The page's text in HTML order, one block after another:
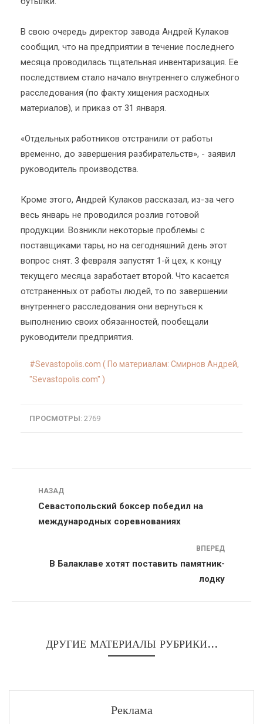
В свою очередь директор завода Андрей Кулаков
сообщил, что на предприятии в течение последнего
месяца проводилась тщательная инвентаризация. Ее
последствием стало начало внутреннего служебного
расследования (по факту хищения расходных
материалов), и приказ от 31 января.
«Отдельных работников отстранили от работы
временно, до завершения разбирательств», - заявил
руководитель производства.
Кроме этого, Андрей Кулаков рассказал, из-за чего
весь январь не проводился розлив готовой
продукции. Возникли некоторые проблемы с
поставщиками тары, но на сегодняшний день этот
вопрос снят. 3 февраля запустят 1-й цех, к концу
текущего месяца заработает второй. Что касается
отстраненных от работы людей, то по завершении
внутреннего расследования они вернуться к
выполнению своих обязанностей, пообещали
руководители предприятия.
Sevastopolis.com ( По материалам: Смирнов Андрей,
"Sevastopolis.com" )
ПРОСМОТРЫ: 2769
Навигация
НАЗАД
Севастопольский боксер победил на
международных соревнованиях
ВПЕРЕД
В Балаклаве хотят поставить памятник-
лодку
ДРУГИЕ МАТЕРИАЛЫ РУБРИКИ...
Реклама